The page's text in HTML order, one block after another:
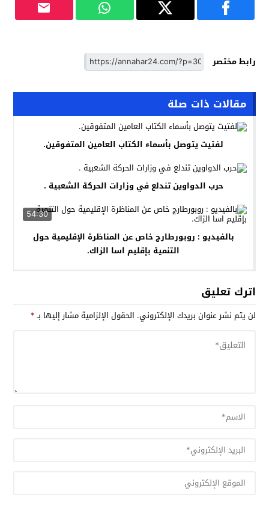
رابط مختصر
مقالات ذات صلة
لفتيت يتوصل بأسماء الكتاب العامين المتفوقين.
حرب الدواوين تندلع في وزارات الحركة الشعبية .
54:30
بالفيديو : روبورطارج خاص عن المناظرة الإقليمية حول
التنمية بإقليم اسا الزاك.
اترك تعليق
لن يتم نشر عنوان بريدك الإلكتروني. الحقول الإلزامية مشار إليها بـ*